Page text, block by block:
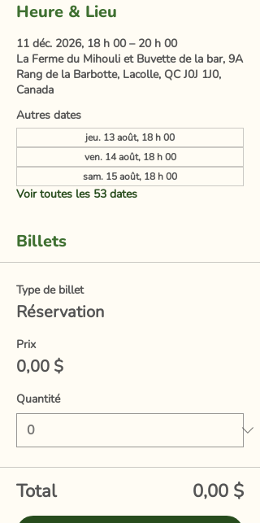
Heure & Lieu
11 déc. 2026, 18 h 00 – 20 h 00
La Ferme du Mihouli et Buvette de la bar, 9A
Rang de la Barbotte, Lacolle, QC J0J 1J0,
Canada
Autres dates
jeu. 13 août, 18 h 00
ven. 14 août, 18 h 00
sam. 15 août, 18 h 00
Voir toutes les 53 dates
Billets
Type de billet
Réservation
Prix
0,00 $
Quantité
Total 0,00 $